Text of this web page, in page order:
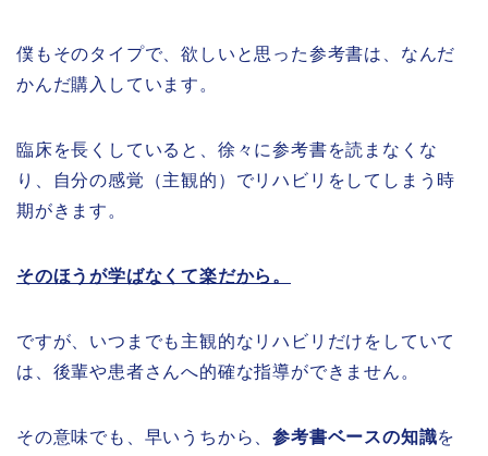
僕もそのタイプで、欲しいと思った参考書は、なんだ
かんだ購入しています。
臨床を長くしていると、徐々に参考書を読まなくな
り、自分の感覚（主観的）でリハビリをしてしまう時
期がきます。
そのほうが学ばなくて楽だから。
ですが、いつまでも主観的なリハビリだけをしていて
は、後輩や患者さんへ的確な指導ができません。
その意味でも、早いうちから、参考書ベースの知識を